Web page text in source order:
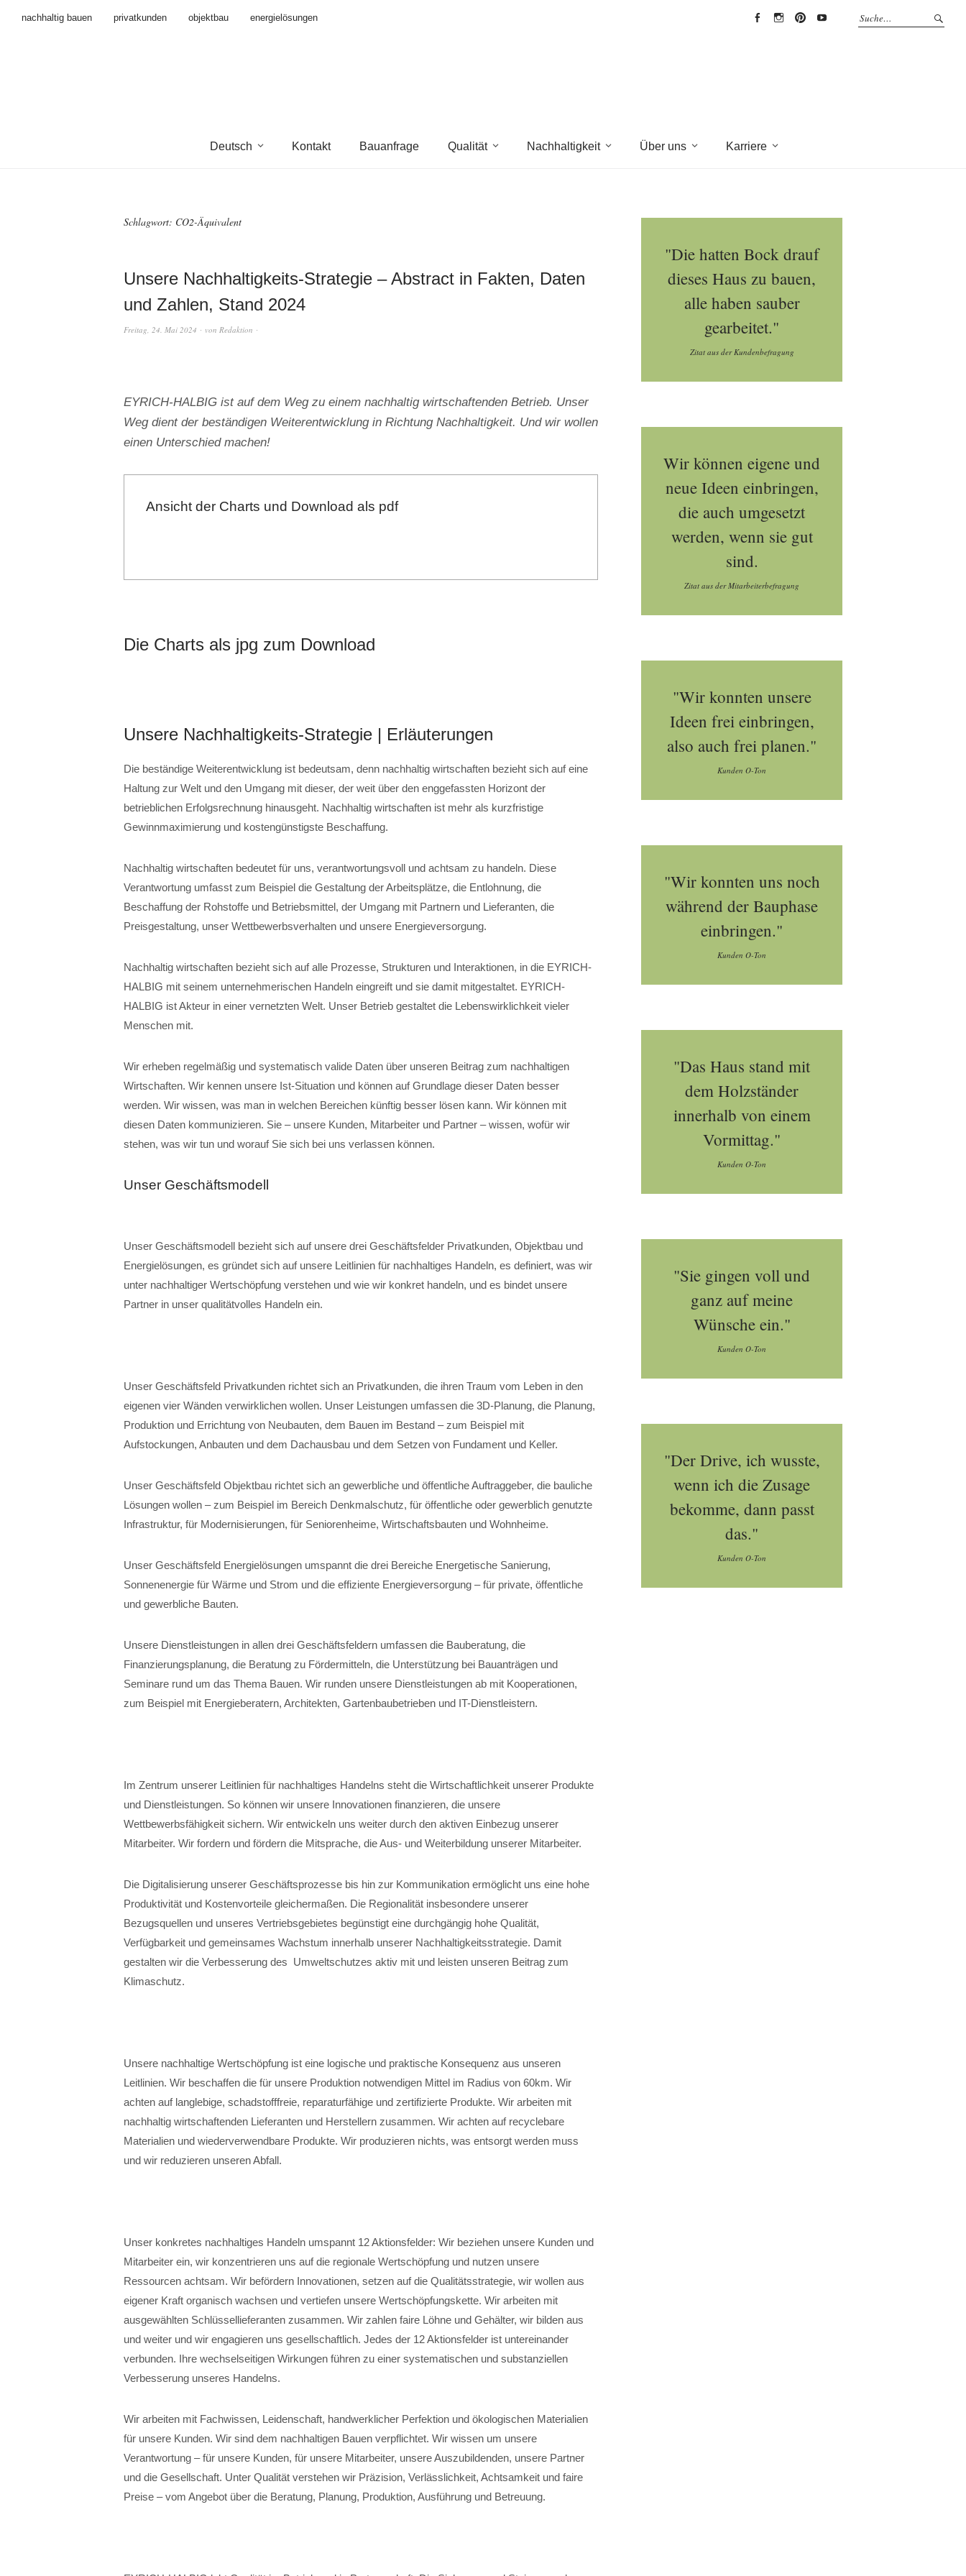
nachhaltig bauen privatkunden objektbau
energielösungen
Deutsch Kontakt Bauanfrage Qualität Nachhaltigkeit Über uns Karriere
Schlagwort: CO2-Äquivalent
Unsere Nachhaltigkeits-Strategie – Abstract in Fakten, Daten
und Zahlen, Stand 2024
Freitag, 24. Mai 2024 von Redaktion
EYRICH-HALBIG ist auf dem Weg zu einem nachhaltig wirtschaftenden Betrieb. Unser
Weg dient der beständigen Weiterentwicklung in Richtung Nachhaltigkeit. Und wir wollen
einen Unterschied machen!
Ansicht der Charts und Download als pdf
Die Charts als jpg zum Download
Unsere Nachhaltigkeits-Strategie | Erläuterungen
Die beständige Weiterentwicklung ist bedeutsam, denn nachhaltig wirtschaften bezieht sich auf eine
Haltung zur Welt und den Umgang mit dieser, der weit über den enggefassten Horizont der
betrieblichen Erfolgsrechnung hinausgeht. Nachhaltig wirtschaften ist mehr als kurzfristige
Gewinnmaximierung und kostengünstigste Beschaffung.
Nachhaltig wirtschaften bedeutet für uns, verantwortungsvoll und achtsam zu handeln. Diese
Verantwortung umfasst zum Beispiel die Gestaltung der Arbeitsplätze, die Entlohnung, die
Beschaffung der Rohstoffe und Betriebsmittel, der Umgang mit Partnern und Lieferanten, die
Preisgestaltung, unser Wettbewerbsverhalten und unsere Energieversorgung.
Nachhaltig wirtschaften bezieht sich auf alle Prozesse, Strukturen und Interaktionen, in die EYRICH-
HALBIG mit seinem unternehmerischen Handeln eingreift und sie damit mitgestaltet. EYRICH-
HALBIG ist Akteur in einer vernetzten Welt. Unser Betrieb gestaltet die Lebenswirklichkeit vieler
Menschen mit.
Wir erheben regelmäßig und systematisch valide Daten über unseren Beitrag zum nachhaltigen
Wirtschaften. Wir kennen unsere Ist-Situation und können auf Grundlage dieser Daten besser
werden. Wir wissen, was man in welchen Bereichen künftig besser lösen kann. Wir können mit
diesen Daten kommunizieren. Sie – unsere Kunden, Mitarbeiter und Partner – wissen, wofür wir
stehen, was wir tun und worauf Sie sich bei uns verlassen können.
Unser Geschäftsmodell
Unser Geschäftsmodell bezieht sich auf unsere drei Geschäftsfelder Privatkunden, Objektbau und
Energielösungen, es gründet sich auf unsere Leitlinien für nachhaltiges Handeln, es definiert, was wir
unter nachhaltiger Wertschöpfung verstehen und wie wir konkret handeln, und es bindet unsere
Partner in unser qualitätvolles Handeln ein.
Unser Geschäftsfeld Privatkunden richtet sich an Privatkunden, die ihren Traum vom Leben in den
eigenen vier Wänden verwirklichen wollen. Unser Leistungen umfassen die 3D-Planung, die Planung,
Produktion und Errichtung von Neubauten, dem Bauen im Bestand – zum Beispiel mit
Aufstockungen, Anbauten und dem Dachausbau und dem Setzen von Fundament und Keller.
Unser Geschäftsfeld Objektbau richtet sich an gewerbliche und öffentliche Auftraggeber, die bauliche
Lösungen wollen – zum Beispiel im Bereich Denkmalschutz, für öffentliche oder gewerblich genutzte
Infrastruktur, für Modernisierungen, für Seniorenheime, Wirtschaftsbauten und Wohnheime.
Unser Geschäftsfeld Energielösungen umspannt die drei Bereiche Energetische Sanierung,
Sonnenenergie für Wärme und Strom und die effiziente Energieversorgung – für private, öffentliche
und gewerbliche Bauten.
Unsere Dienstleistungen in allen drei Geschäftsfeldern umfassen die Bauberatung, die
Finanzierungsplanung, die Beratung zu Fördermitteln, die Unterstützung bei Bauanträgen und
Seminare rund um das Thema Bauen. Wir runden unsere Dienstleistungen ab mit Kooperationen,
zum Beispiel mit Energieberatern, Architekten, Gartenbaubetrieben und IT-Dienstleistern.
Im Zentrum unserer Leitlinien für nachhaltiges Handelns steht die Wirtschaftlichkeit unserer Produkte
und Dienstleistungen. So können wir unsere Innovationen finanzieren, die unsere
Wettbewerbsfähigkeit sichern. Wir entwickeln uns weiter durch den aktiven Einbezug unserer
Mitarbeiter. Wir fordern und fördern die Mitsprache, die Aus- und Weiterbildung unserer Mitarbeiter.
Die Digitalisierung unserer Geschäftsprozesse bis hin zur Kommunikation ermöglicht uns eine hohe
Produktivität und Kostenvorteile gleichermaßen. Die Regionalität insbesondere unserer
Bezugsquellen und unseres Vertriebsgebietes begünstigt eine durchgängig hohe Qualität,
Verfügbarkeit und gemeinsames Wachstum innerhalb unserer Nachhaltigkeitsstrategie. Damit
gestalten wir die Verbesserung des Umweltschutzes aktiv mit und leisten unseren Beitrag zum
Klimaschutz.
Unsere nachhaltige Wertschöpfung ist eine logische und praktische Konsequenz aus unseren
Leitlinien. Wir beschaffen die für unsere Produktion notwendigen Mittel im Radius von 60km. Wir
achten auf langlebige, schadstofffreie, reparaturfähige und zertifizierte Produkte. Wir arbeiten mit
nachhaltig wirtschaftenden Lieferanten und Herstellern zusammen. Wir achten auf recyclebare
Materialien und wiederverwendbare Produkte. Wir produzieren nichts, was entsorgt werden muss
und wir reduzieren unseren Abfall.
Unser konkretes nachhaltiges Handeln umspannt 12 Aktionsfelder: Wir beziehen unsere Kunden und
Mitarbeiter ein, wir konzentrieren uns auf die regionale Wertschöpfung und nutzen unsere
Ressourcen achtsam. Wir befördern Innovationen, setzen auf die Qualitätsstrategie, wir wollen aus
eigener Kraft organisch wachsen und vertiefen unsere Wertschöpfungskette. Wir arbeiten mit
ausgewählten Schlüssellieferanten zusammen. Wir zahlen faire Löhne und Gehälter, wir bilden aus
und weiter und wir engagieren uns gesellschaftlich. Jedes der 12 Aktionsfelder ist untereinander
verbunden. Ihre wechselseitigen Wirkungen führen zu einer systematischen und substanziellen
Verbesserung unseres Handelns.
Wir arbeiten mit Fachwissen, Leidenschaft, handwerklicher Perfektion und ökologischen Materialien
für unsere Kunden. Wir sind dem nachhaltigen Bauen verpflichtet. Wir wissen um unsere
Verantwortung – für unsere Kunden, für unsere Mitarbeiter, unsere Auszubildenden, unsere Partner
und die Gesellschaft. Unter Qualität verstehen wir Präzision, Verlässlichkeit, Achtsamkeit und faire
Preise – vom Angebot über die Beratung, Planung, Produktion, Ausführung und Betreuung.
"Die hatten Bock drauf
dieses Haus zu bauen,
alle haben sauber
gearbeitet."
Zitat aus der Kundenbefragung
Wir können eigene und
neue Ideen einbringen,
die auch umgesetzt
werden, wenn sie gut
sind.
Zitat aus der Mitarbeiterbefragung
"Wir konnten unsere
Ideen frei einbringen,
also auch frei planen."
Kunden O-Ton
"Wir konnten uns noch
während der Bauphase
einbringen."
Kunden O-Ton
"Das Haus stand mit
dem Holzständer
innerhalb von einem
Vormittag."
Kunden O-Ton
"Sie gingen voll und
ganz auf meine
Wünsche ein."
Kunden O-Ton
"Der Drive, ich wusste,
wenn ich die Zusage
bekomme, dann passt
das."
Kunden O-Ton